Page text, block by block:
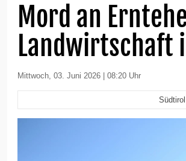
Mord an
Landwirtschaft
Mittwoch, 03. Juni 2026 | 08:20 Uhr